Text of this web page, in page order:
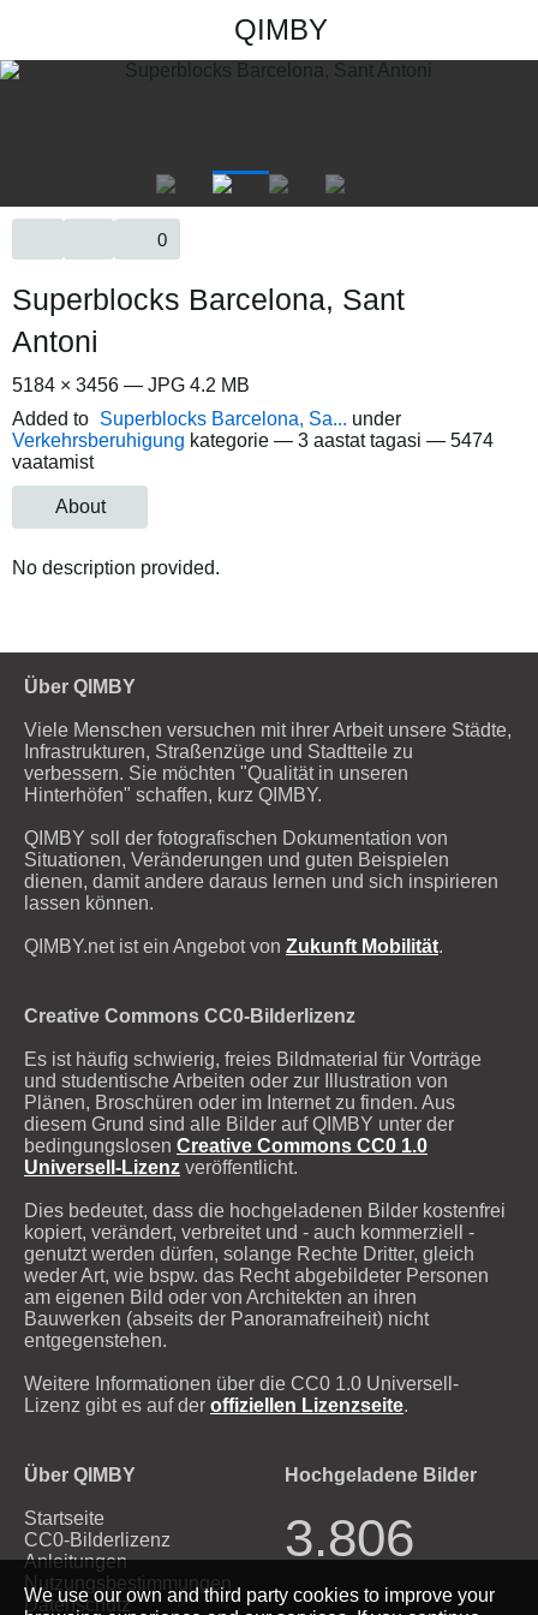
QIMBY
0
Superblocks Barcelona, Sant
Antoni
5184 × 3456 — JPG 4.2 MB
Added to Superblocks Barcelona, Sa... under
Verkehrsberuhigung kategorie — 3 aastat tagasi — 5474
vaatamist
About
No description provided.
We use our own and third party cookies to improve your
Über QIMBY
Viele Menschen versuchen mit ihrer Arbeit unsere Städte,
Infrastrukturen, Straßenzüge und Stadtteile zu
verbessern. Sie möchten "Qualität in unseren
Hinterhöfen" schaffen, kurz QIMBY.
QIMBY soll der fotografischen Dokumentation von
Situationen, Veränderungen und guten Beispielen
dienen, damit andere daraus lernen und sich inspirieren
lassen können.
QIMBY.net ist ein Angebot von Zukunft Mobilität.
Creative Commons CC0-Bilderlizenz
Es ist häufig schwierig, freies Bildmaterial für Vorträge
und studentische Arbeiten oder zur Illustration von
Plänen, Broschüren oder im Internet zu finden. Aus
diesem Grund sind alle Bilder auf QIMBY unter der
bedingungslosen Creative Commons CC0 1.0
Universell-Lizenz veröffentlicht.
Dies bedeutet, dass die hochgeladenen Bilder kostenfrei
kopiert, verändert, verbreitet und - auch kommerziell -
genutzt werden dürfen, solange Rechte Dritter, gleich
weder Art, wie bspw. das Recht abgebildeter Personen
am eigenen Bild oder von Architekten an ihren
Bauwerken (abseits der Panoramafreiheit) nicht
entgegenstehen.
Weitere Informationen über die CC0 1.0 Universell-
Lizenz gibt es auf der offiziellen Lizenzseite.
Über QIMBY
Startseite
CC0-Bilderlizenz
Anleitungen
Nutzungsbestimmungen
Datenschutz
Hochgeladene Bilder
3.806